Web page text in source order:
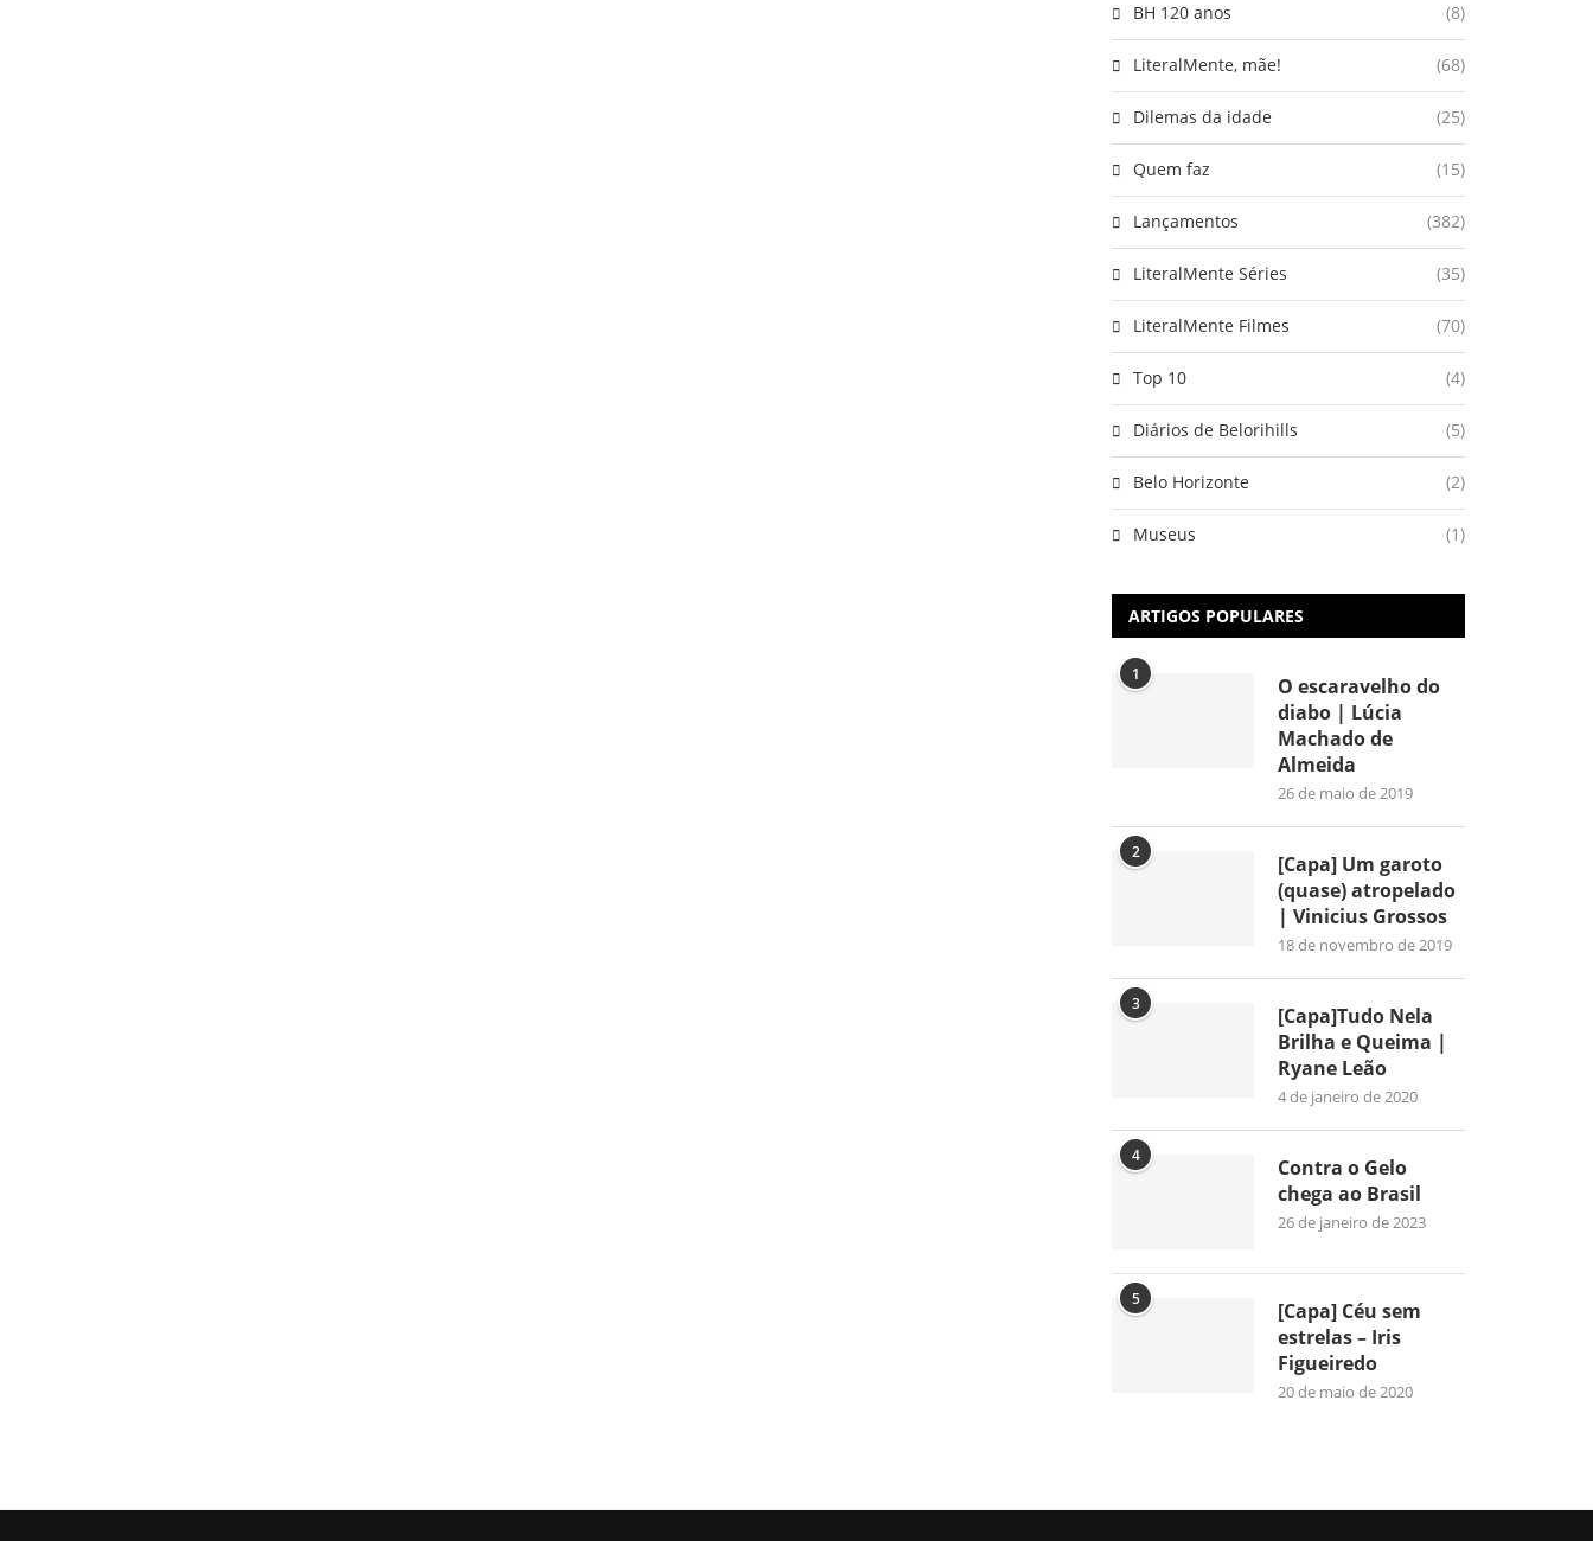
BH 120 anos (8)
LiteralMente, mãe! (68)
Dilemas da idade (25)
Quem faz (15)
Lançamentos (382)
LiteralMente Séries (35)
LiteralMente Filmes (70)
Top 10 (4)
Diários de Belorihills (5)
Belo Horizonte (2)
Museus (1)
ARTIGOS POPULARES
1
O escaravelho do
diabo | Lúcia
Machado de
Almeida
26 de maio de 2019
2
[Capa] Um garoto
(quase) atropelado
| Vinicius Grossos
18 de novembro de 2019
3
[Capa]Tudo Nela
Brilha e Queima |
Ryane Leão
4 de janeiro de 2020
4
Contra o Gelo
chega ao Brasil
26 de janeiro de 2023
5
[Capa] Céu sem
estrelas – Iris
Figueiredo
20 de maio de 2020